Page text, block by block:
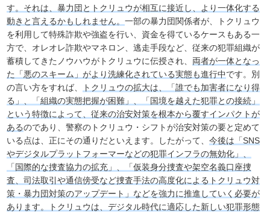
す。それは、暴力団とトクリュウが相互に接近し、より一体化する
動きと言えるかもしれません。一部の暴力団関係者が、トクリュウ
を利用して特殊詐欺や強盗を行い、資金を得ているケースもある一
方で、オレオレ詐欺やマネロン、逃走手段など、従来の犯罪組織が
蓄積してきたノウハウがトクリュウに伝授され、 両者が一体となっ
た「悪のスキーム」がより洗練化されている実態も進行中です。別
の言い方をすれば、
トクリュウの拡大は、「誰でも加害者になり得
る」、「組織の実態把握が困難」、「国境を越えた犯罪との接続」
という特徴によって、従来の治安対策を根本から覆すインパクトが
あるのであり、警察のトクリュウ・シフトが治安対策の要と定めて
いる点は、正にその通りだといえます。したがって、今後は「SNS
やデジタルプラットフォーマーなどの犯罪インフラの無効化」、
「国際的な捜査協力の拡充」、「仮装身分捜査や架空名義口座捜
査、司法取引や通信傍受など捜査手法の高度化によるトクリュウ対
策・暴力団対策のアップデート」などを強力に推進していく必要が
あります。トクリュウは、デジタル時代に適応した新しい犯罪形態